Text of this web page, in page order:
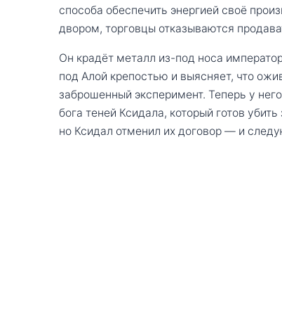
способа обеспечить энергией своё
двором, торговцы отказываются
Он крадёт металл из-под носа
под Алой крепостью и выясняет, что
заброшенный эксперимент. Теперь у
бога теней Ксидала, который готов
но Ксидал отменил их договор — и